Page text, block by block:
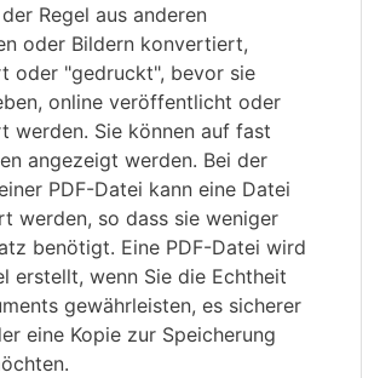
Regel aus anderen
oder Bildern konvertiert,
oder "gedruckt", bevor sie
online veröffentlicht oder
werden. Sie können auf fast
angezeigt werden. Bei der
PDF-Datei kann eine Datei
werden, so dass sie weniger
benötigt. Eine PDF-Datei wird
erstellt, wenn Sie die Echtheit
gewährleisten, es sicherer
eine Kopie zur Speicherung